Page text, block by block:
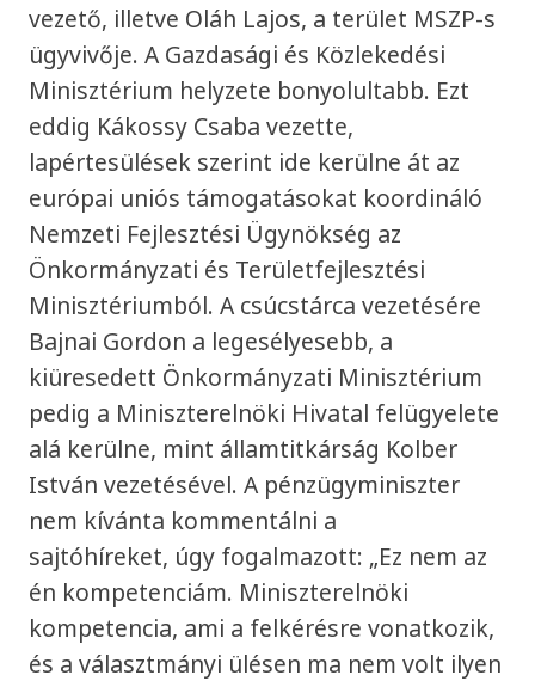
vezető, illetve Oláh Lajos, a terület MSZP-s
ügyvivője. A Gazdasági és Közlekedési
Minisztérium helyzete bonyolultabb. Ezt
eddig Kákossy Csaba vezette,
lapértesülések szerint ide kerülne át az
európai uniós támogatásokat koordináló
Nemzeti Fejlesztési Ügynökség az
Önkormányzati és Területfejlesztési
Minisztériumból. A csúcstárca vezetésére
Bajnai Gordon a legesélyesebb, a
kiüresedett Önkormányzati Minisztérium
pedig a Miniszterelnöki Hivatal felügyelete
alá kerülne, mint államtitkárság Kolber
István vezetésével. A pénzügyminiszter
nem kívánta kommentálni a
sajtóhíreket, úgy fogalmazott: „Ez nem az
én kompetenciám. Miniszterelnöki
kompetencia, ami a felkérésre vonatkozik,
és a választmányi ülésen ma nem volt ilyen